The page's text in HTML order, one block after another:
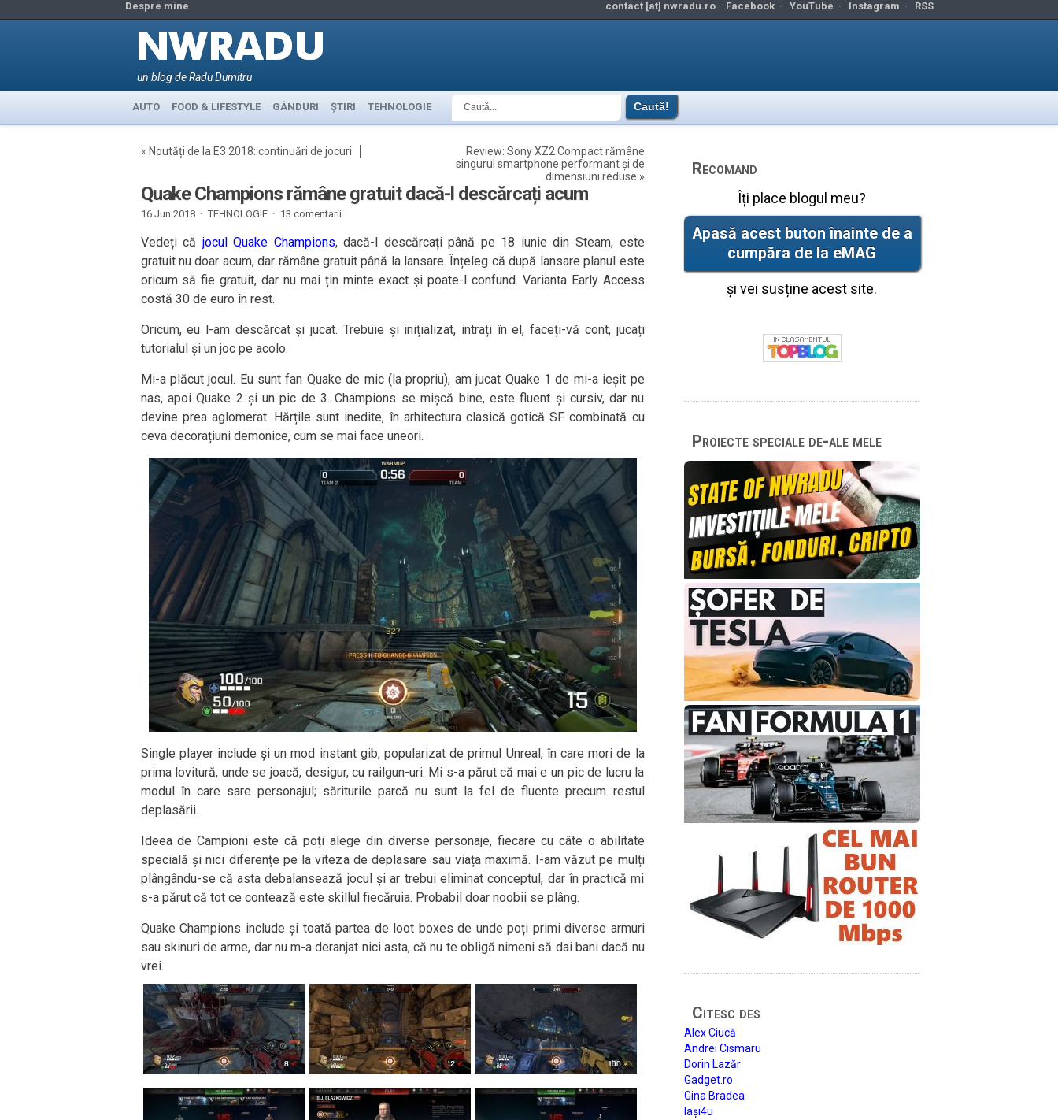
Despre mine contact [at] nwradu.ro · Facebook· YouTube · Instagram · RSS
un blog de Radu Dumitru
AUTO FOOD & LIFESTYLE GÂNDURI ȘTIRI TEHNOLOGIE
« Noutăți de la E3 2018: continuări de jocuri
Review: Sony XZ2 Compact rămâne
singurul smartphone performant și de
dimensiuni reduse »
Quake Champions rămâne gratuit dacă-l descărcați acum
16 Jun 2018 · TEHNOLOGIE· 13 comentarii
Vedeți că jocul Quake Champions, dacă-l descărcați până pe 18 iunie din Steam, este
gratuit nu doar acum, dar rămâne gratuit până la lansare. Înțeleg că după lansare planul este
oricum să fie gratuit, dar nu mai țin minte exact și poate-l confund. Varianta Early Access
costă 30 de euro în rest.
Oricum, eu l-am descărcat și jucat. Trebuie și inițializat, intrați în el, faceți-vă cont, jucați
tutorialul și un joc pe acolo.
Mi-a plăcut jocul. Eu sunt fan Quake de mic (la propriu), am jucat Quake 1 de mi-a ieșit pe
nas, apoi Quake 2 și un pic de 3. Champions se mișcă bine, este fluent și cursiv, dar nu
devine prea aglomerat. Hărțile sunt inedite, în arhitectura clasică gotică SF combinată cu
ceva decorațiuni demonice, cum se mai face uneori.
Single player include și un mod instant gib, popularizat de primul Unreal, în care mori de la
prima lovitură, unde se joacă, desigur, cu railgun-uri. Mi s-a părut că mai e un pic de lucru la
modul în care sare personajul; săriturile parcă nu sunt la fel de fluente precum restul
deplasării.
Ideea de Campioni este că poți alege din diverse personaje, fiecare cu câte o abilitate
specială și nici diferențe pe la viteza de deplasare sau viața maximă. I-am văzut pe mulți
plângându-se că asta debalansează jocul și ar trebui eliminat conceptul, dar în practică mi
s-a părut că tot ce contează este skillul fiecăruia. Probabil doar noobii se plâng.
Quake Champions include și toată partea de loot boxes de unde poți primi diverse armuri
sau skinuri de arme, dar nu m-a deranjat nici asta, că nu te obligă nimeni să dai bani dacă nu
vrei.
Recomand
Îți place blogul meu?
Apasă acest buton înainte de a
cumpăra de la eMAG
și vei susține acest site.
Proiecte speciale de-ale mele
Citesc des
Alex Ciucă
Andrei Cismaru
Dorin Lazăr
Gadget.ro
Gina Bradea
Iași4u